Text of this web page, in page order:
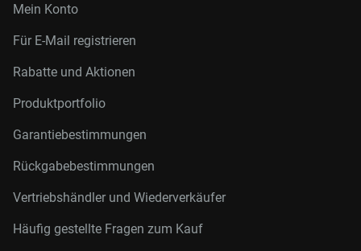
Mein Konto
Für E-Mail registrieren
Rabatte und Aktionen
Produktportfolio
Garantiebestimmungen
Rückgabebestimmungen
Vertriebshändler und Wiederverkäufer
Häufig gestellte Fragen zum Kauf